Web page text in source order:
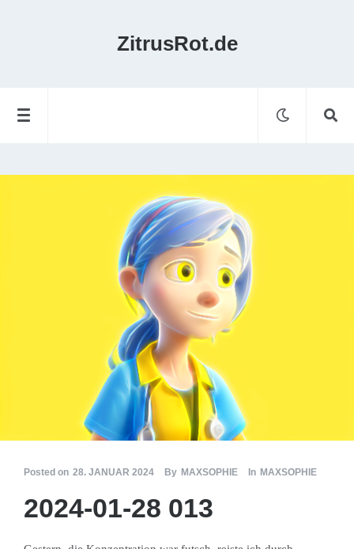
ZitrusRot.de
Posted on 28. JANUAR 2024 By MAXSOPHIE In MAXSOPHIE
2024-01-28 013